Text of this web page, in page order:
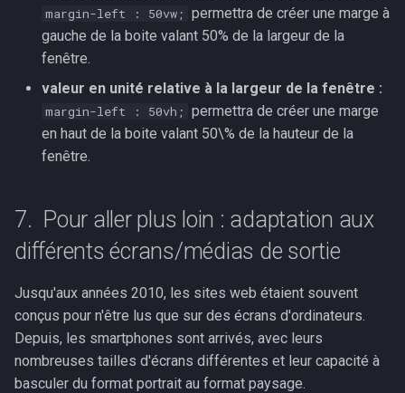
margin-left : 50vw; permettra de créer une marge à
gauche de la boite valant 50% de la largeur de la
fenêtre.
valeur en unité relative à la largeur de la fenêtre :
margin-left : 50vh; permettra de créer une marge
en haut de la boite valant 50\% de la hauteur de la
fenêtre.
Pour aller plus loin : adaptation aux
différents écrans/médias de sortie
Jusqu'aux années 2010, les sites web étaient souvent
conçus pour n'être lus que sur des écrans d'ordinateurs.
Depuis, les smartphones sont arrivés, avec leurs
nombreuses tailles d'écrans différentes et leur capacité à
basculer du format portrait au format paysage.